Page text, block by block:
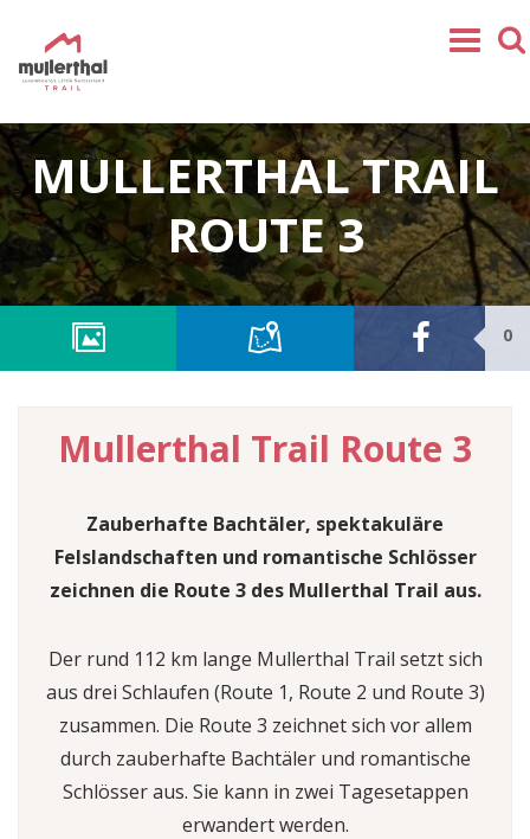
Mullerthal Trail
Touren
Partner
Service
FOLGEN SIE UNS
MULLERTHAL TRAIL
ROUTE 3
0
Mullerthal Trail Route 3
Zauberhafte Bachtäler, spektakuläre
Felslandschaften und romantische Schlösser
zeichnen die Route 3 des Mullerthal Trail aus.
Der rund 112 km lange Mullerthal Trail setzt sich
aus drei Schlaufen (Route 1, Route 2 und Route 3)
zusammen. Die Route 3 zeichnet sich vor allem
durch zauberhafte Bachtäler und romantische
Schlösser aus. Sie kann in zwei Tagesetappen
erwandert werden.